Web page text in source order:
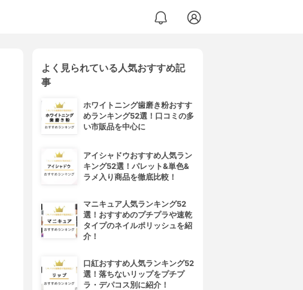
よく見られている人気おすすめ記
事
ホワイトニング歯磨き粉おすす
めランキング52選！口コミの多
い市販品を中心に
アイシャドウおすすめ人気ラン
キング52選！パレット&単色&
ラメ入り商品を徹底比較！
マニキュア人気ランキング52
選！おすすめのプチプラや速乾
タイプのネイルポリッシュを紹
介！
口紅おすすめ人気ランキング52
選！落ちないリップをプチプ
ラ・デパコス別に紹介！